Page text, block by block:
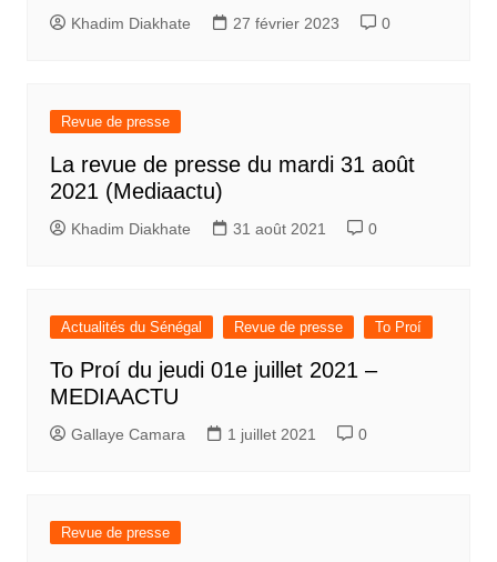
Khadim Diakhate 27 février 2023 0
Revue de presse
La revue de presse du mardi 31 août
2021 (Mediaactu)
Khadim Diakhate 31 août 2021 0
Actualités du Sénégal Revue de presse To Proí
To Proí du jeudi 01e juillet 2021 –
MEDIAACTU
Gallaye Camara 1 juillet 2021 0
Revue de presse